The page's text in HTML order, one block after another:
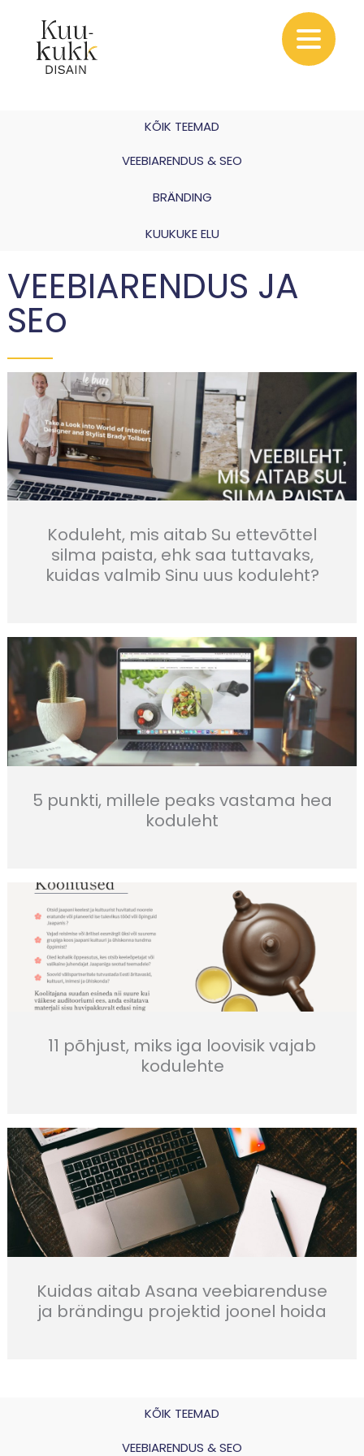
content
KÕIK TEEMAD
VEEBIARENDUS & SEO
BRÄNDING
KUUKUKE ELU
VEEBIARENDUS JA
SEo
Koduleht, mis aitab Su ettevõttel
silma paista, ehk saa tuttavaks,
kuidas valmib Sinu uus koduleht?
5 punkti, millele peaks vastama hea
koduleht
11 põhjust, miks iga loovisik vajab
kodulehte
Kuidas aitab Asana veebiarenduse
ja brändingu projektid joonel hoida
KÕIK TEEMAD
VEEBIARENDUS & SEO